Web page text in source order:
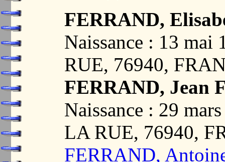
FERRAND,
Naissance : 13
RUE, 76940,
FERRAND, Jean
Naissance : 29
LA RUE, 76940,
FERRAND,